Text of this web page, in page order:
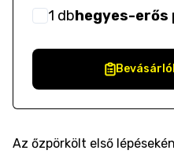
1 dbhegyes-erős
Az őzpörkölt első